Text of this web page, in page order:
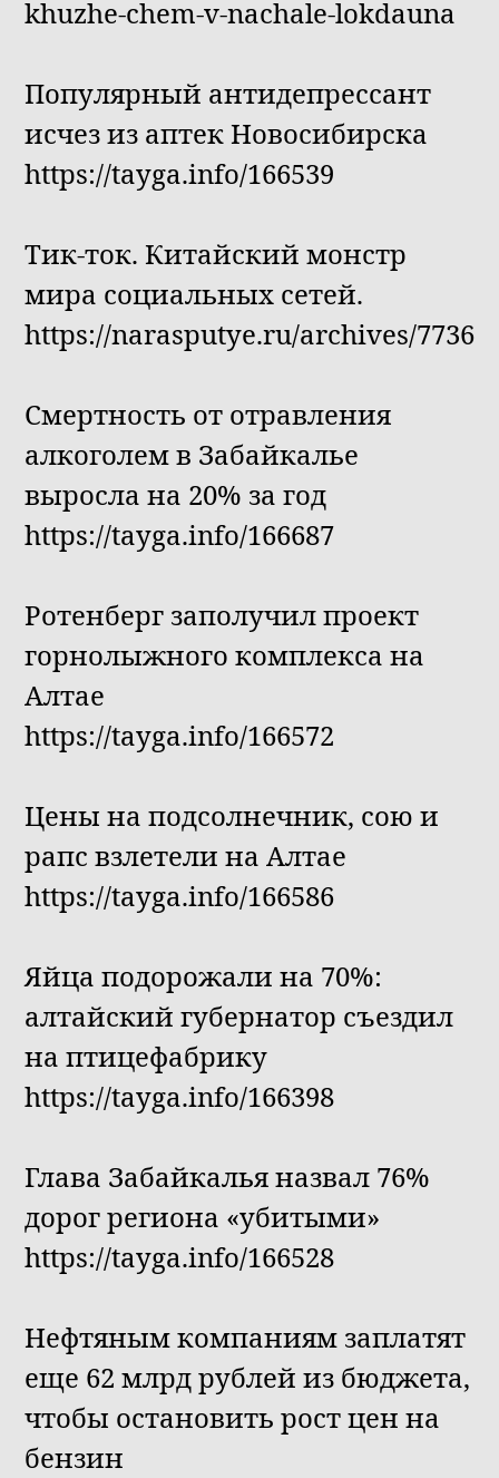
khuzhe-chem-v-nachale-lokdauna
Популярный антидепрессант
исчез из аптек Новосибирска
https://tayga.info/166539
Тик-ток. Китайский монстр
мира социальных сетей.
https://narasputye.ru/archives/7736
Смертность от отравления
алкоголем в Забайкалье
выросла на 20% за год
https://tayga.info/166687
Ротенберг заполучил проект
горнолыжного комплекса на
Алтае
https://tayga.info/166572
Цены на подсолнечник, сою и
рапс взлетели на Алтае
https://tayga.info/166586
Яйца подорожали на 70%:
алтайский губернатор съездил
на птицефабрику
https://tayga.info/166398
Глава Забайкалья назвал 76%
дорог региона «убитыми»
https://tayga.info/166528
Нефтяным компаниям заплатят
еще 62 млрд рублей из бюджета,
чтобы остановить рост цен на
бензин